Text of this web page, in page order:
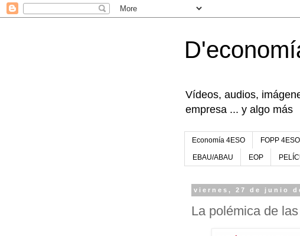
Vídeos, audios,
empresa ... y algo más
Economía 4ESO FOPP 4ESO
EBAU/ABAU EOP
viernes, 27 de junio
La polémica de